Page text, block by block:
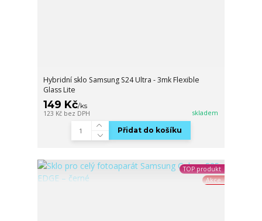
Hybridní sklo Samsung S24 Ultra - 3mk Flexible
Glass Lite
149 Kč/ks
123 Kč bez DPH skladem
Přidat do košíku
TOP produkt
Akce